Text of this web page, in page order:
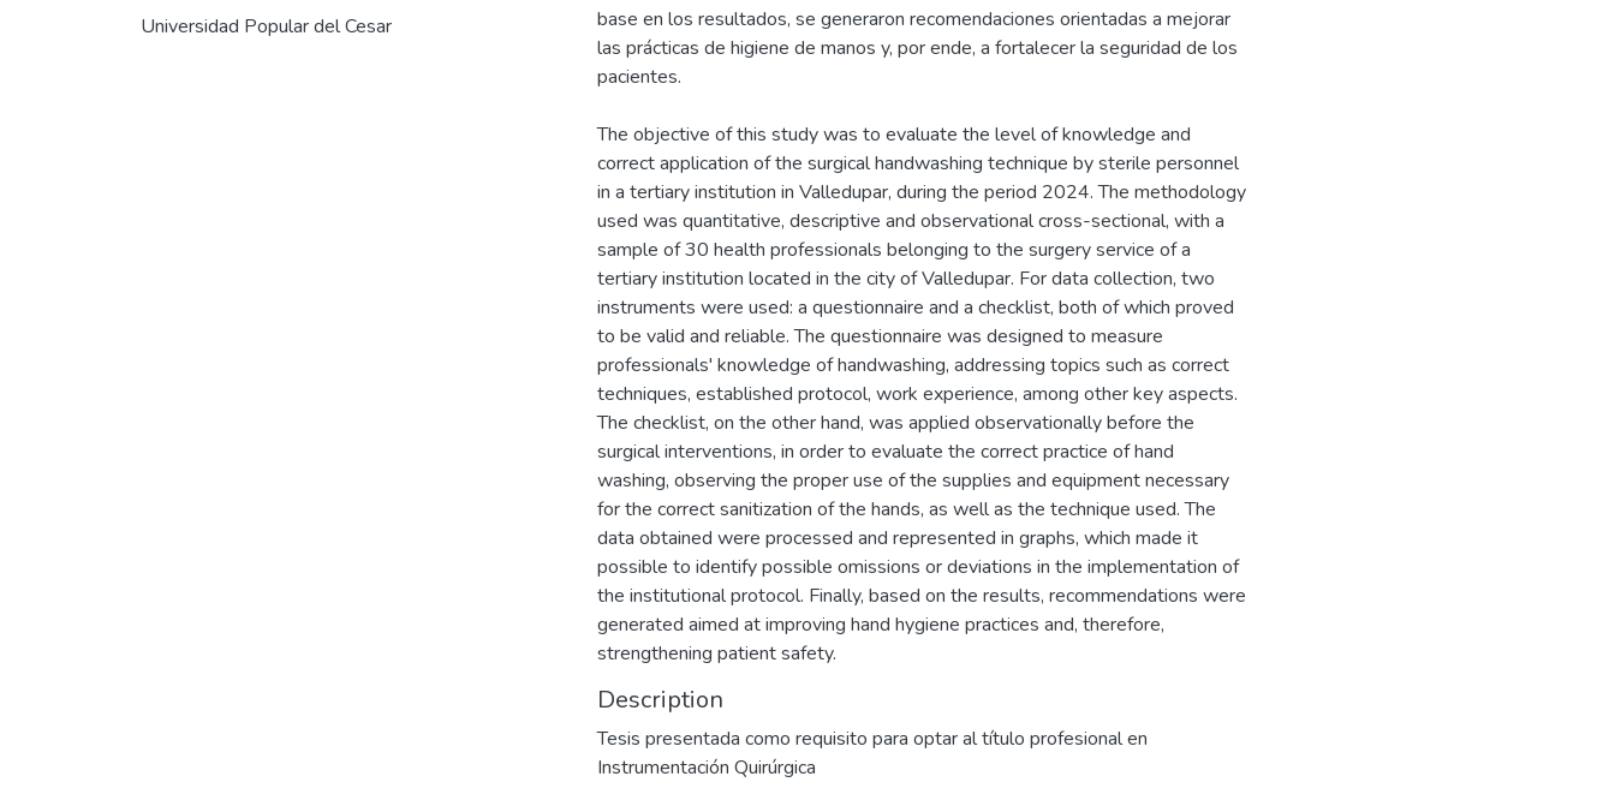
Universidad Popular del Cesar
base en los resultados, se generaron recomendaciones orientadas a mejorar
las prácticas de higiene de manos y, por ende, a fortalecer la seguridad de los
pacientes.
The objective of this study was to evaluate the level of knowledge and
correct application of the surgical handwashing technique by sterile personnel
in a tertiary institution in Valledupar, during the period 2024. The methodology
used was quantitative, descriptive and observational cross-sectional, with a
sample of 30 health professionals belonging to the surgery service of a
tertiary institution located in the city of Valledupar. For data collection, two
instruments were used: a questionnaire and a checklist, both of which proved
to be valid and reliable. The questionnaire was designed to measure
professionals' knowledge of handwashing, addressing topics such as correct
techniques, established protocol, work experience, among other key aspects.
The checklist, on the other hand, was applied observationally before the
surgical interventions, in order to evaluate the correct practice of hand
washing, observing the proper use of the supplies and equipment necessary
for the correct sanitization of the hands, as well as the technique used. The
data obtained were processed and represented in graphs, which made it
possible to identify possible omissions or deviations in the implementation of
the institutional protocol. Finally, based on the results, recommendations were
generated aimed at improving hand hygiene practices and, therefore,
strengthening patient safety.
Description
Tesis presentada como requisito para optar al título profesional en
Instrumentación Quirúrgica